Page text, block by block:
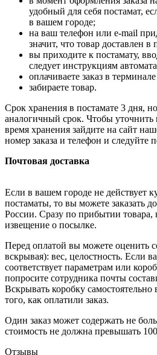
удобный для себя постамат,
в вашем городе;
на ваш телефон или e-mail
значит, что товар доставлен в
вы приходите к постамату,
следует инструкциям
оплачиваете заказ в
забираете товар.
Срок хранения в постамате 3 дня,
аналогичный срок. Чтобы
время хранения зайдите на сайт
номер заказа и телефон и следуйте
Почтовая доставка
Если в вашем городе не действует
постаматы, то вы можете заказать
России. Сразу по прибытии товара,
извещение о посылке.
Перед оплатой вы можете оценить
вскрывая): вес, целостность. Если
соответствует параметрам или
попросите сотрудника почты
Вскрывать коробку
того, как оплатили заказ.
Один заказ может содержать не
стоимость не должна превышать
Отзывы